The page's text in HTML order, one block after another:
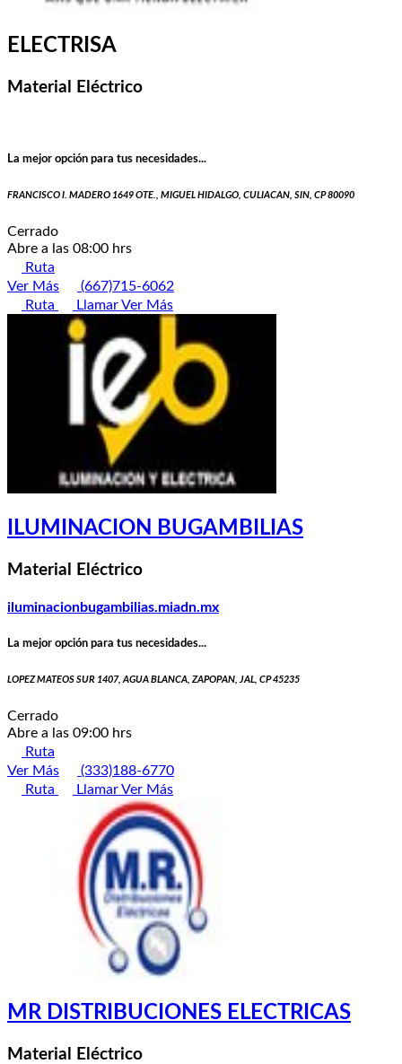
ELECTRISA
Material Eléctrico
La mejor opción para tus necesidades...
FRANCISCO I. MADERO 1649 OTE., MIGUEL HIDALGO, CULIACAN, SIN, CP 80090
Cerrado
Abre a las 08:00 hrs
Ruta
Ver Más
(667)715-6062
Ruta
LlamarVer Más
ILUMINACION BUGAMBILIAS
Material Eléctrico
iluminacionbugambilias.miadn.mx
La mejor opción para tus necesidades...
LOPEZ MATEOS SUR 1407, AGUA BLANCA, ZAPOPAN, JAL, CP 45235
Cerrado
Abre a las 09:00 hrs
Ruta
Ver Más
(333)188-6770
Ruta
LlamarVer Más
MR DISTRIBUCIONES ELECTRICAS
Material Eléctrico